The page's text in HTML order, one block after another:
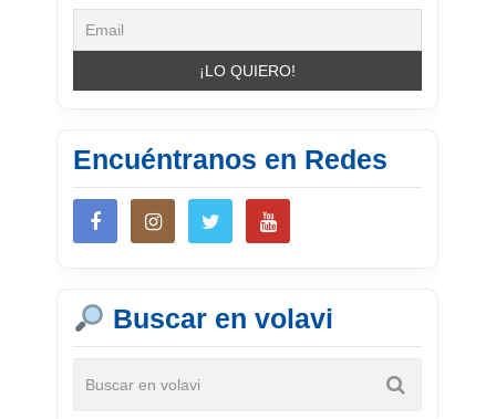
Encuéntranos en Redes
Buscar en volavi